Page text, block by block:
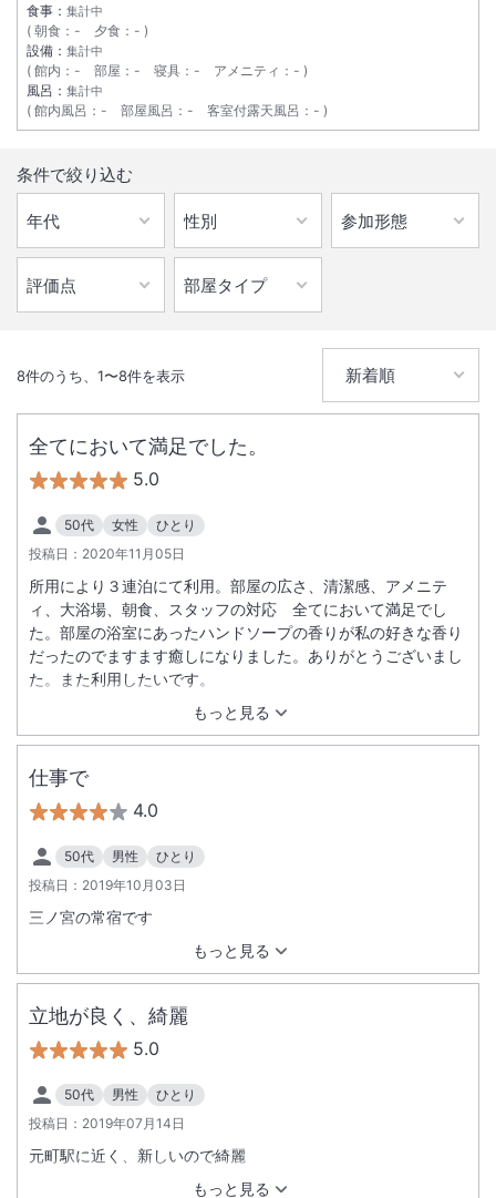
食事： 集計中
朝食 ： - 夕食 ： -
設備： 集計中
館内 ： - 部屋 ： - 寝具 ： - アメニティ ： -
風呂： 集計中
館内風呂 ： - 部屋風呂 ： - 客室付露天風呂 ： -
条件で絞り込む
8件のうち、 1〜8件を表示
全てにおいて満足でした。
5.0
50代 女性
ひとり
投稿日： 2020年11月05日
もっと見る
所用により３連泊にて利用。部屋の広さ、清潔感、アメニテ
ィ、大浴場、朝食、スタッフの対応 全てにおいて満足でし
た。部屋の浴室にあったハンドソープの香りが私の好きな香り
だったのでますます癒しになりました。ありがとうございまし
た。また利用したいです。
仕事で
4.0
50代 男性
ひとり
投稿日： 2019年10月03日
もっと見る
三ノ宮の常宿です
立地が良く、綺麗
5.0
50代 男性
ひとり
投稿日： 2019年07月14日
もっと見る
元町駅に近く、新しいので綺麗